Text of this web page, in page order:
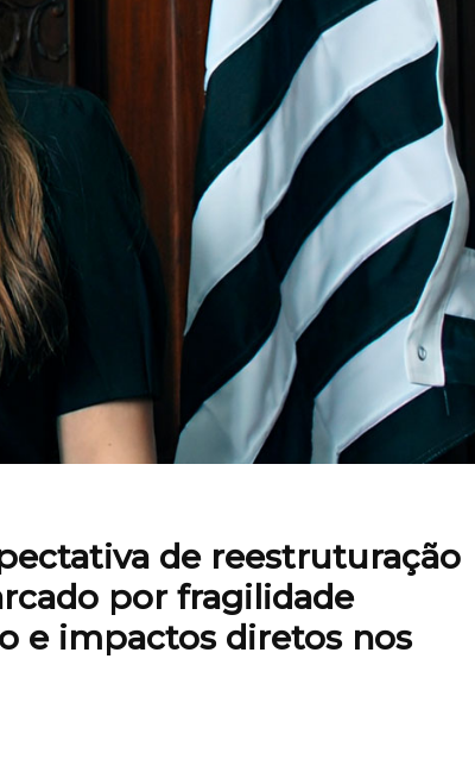
de reestruturação
por fragilidade
e impactos diretos nos